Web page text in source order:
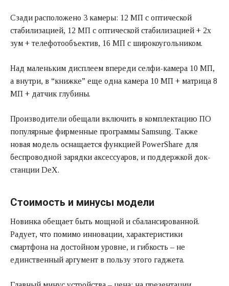
Сзади расположено 3 камеры: 12 МП с оптической
стабилизацией, 12 МП с оптической стабилизацией + 2х
зум + телефотообъектив, 16 МП с широкоугольником.
Над маленьким дисплеем впереди селфи-камера 10 МП,
а внутри, в “книжке” еще одна камера 10 МП + матрица 8
МП + датчик глубины.
Производители обещали включить в комплектацию ПО
популярные фирменные программы Samsung. Также
новая модель оснащается функцией PowerShare для
беспроводной зарядки аксессуаров, и поддержкой док-
станции DeX.
Стоимость и минусы модели
Новинка обещает быть мощной и сбалансированной.
Радует, что помимо инновации, характеристики
смартфона на достойном уровне, и гибкость – не
единственный аргумент в пользу этого гаджета.